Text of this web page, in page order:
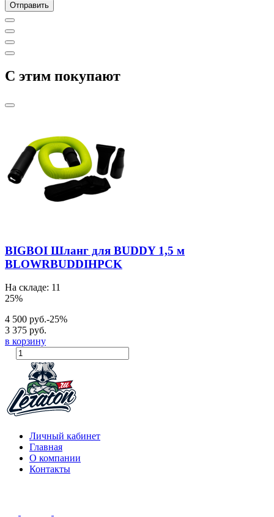
C этим покупают
BIGBOI Шланг для BUDDY 1,5 м
BLOWRBUDDIHPCK
На складе: 11
25%
4 500 руб.-25%
3 375 руб.
в корзину
Личный кабинет
Главная
О компании
Контакты